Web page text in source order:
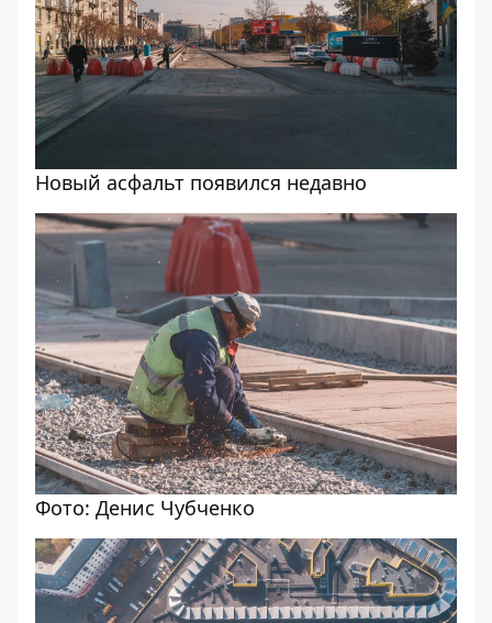
Новый асфальт появился недавно
Фото: Денис Чубченко